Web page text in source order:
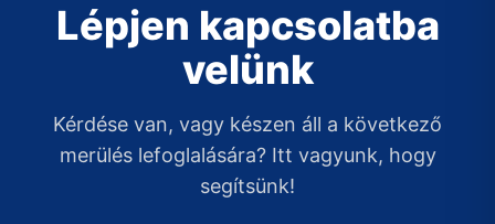
Lépjen kapcsolatba
velünk
Kérdése van, vagy készen áll a következő
merülés lefoglalására? Itt vagyunk, hogy
segítsünk!